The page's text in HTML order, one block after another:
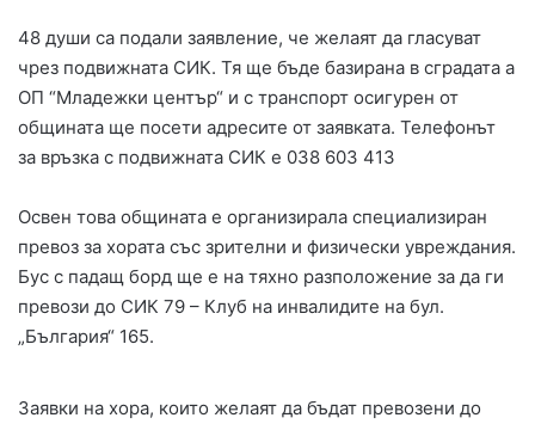
48 души са подали заявление, че желаят да гласуват
чрез подвижната СИК. Тя ще бъде базирана в сградата а
ОП “Младежки център“ и с транспорт осигурен от
общината ще посети адресите от заявката. Телефонът
за връзка с подвижната СИК е 038 603 413
Освен това общината е организирала специализиран
превоз за хората със зрителни и физически увреждания.
Бус с падащ борд ще е на тяхно разположение за да ги
превози до СИК 79 – Клуб на инвалидите на бул.
„България“ 165.
Заявки на хора, които желаят да бъдат превозени до